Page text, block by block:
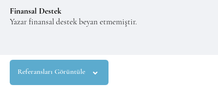
Finansal Destek
Yazar finansal destek beyan etmemiştir.
Referansları Görüntüle